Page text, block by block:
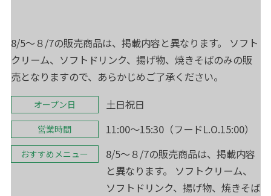
8/5～８/7の販売商品は、掲載内容と異なります。 ソフト
クリーム、ソフトドリンク、揚げ物、焼きそばのみの販
売となりますので、あらかじめご了承ください。
オープン日 土日祝日
営業時間 11:00～15:30（フードL.O.15:00）
おすすめメニュー
8/5～８/7の販売商品は、掲載内容
と異なります。 ソフトクリーム、
ソフトドリンク、揚げ物、焼きそば